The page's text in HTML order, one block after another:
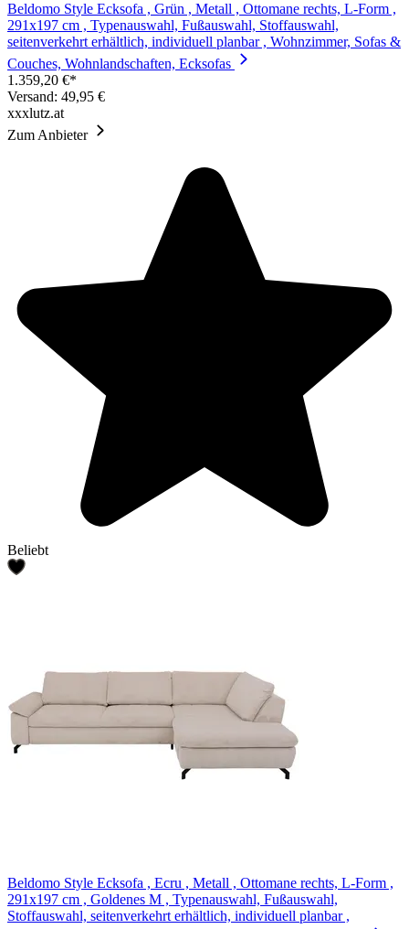
Beldomo Style Ecksofa , Grün , Metall , Ottomane rechts, L-Form ,
291x197 cm , Typenauswahl, Fußauswahl, Stoffauswahl,
seitenverkehrt erhältlich, individuell planbar , Wohnzimmer, Sofas &
Couches, Wohnlandschaften, Ecksofas
1.359,20 €*
Versand: 49,95 €
xxxlutz.at
Zum Anbieter
Beliebt
Beldomo Style Ecksofa , Ecru , Metall , Ottomane rechts, L-Form ,
291x197 cm , Goldenes M , Typenauswahl, Fußauswahl,
Stoffauswahl, seitenverkehrt erhältlich, individuell planbar ,